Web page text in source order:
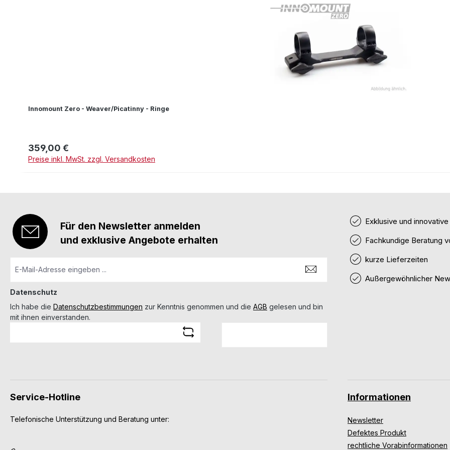
Innomount Zero - Weaver/Picatinny - Ringe
Regulärer Preis:
359,00 €
Preise inkl. MwSt. zzgl. Versandkosten
Für den Newsletter anmelden
und exklusive Angebote erhalten
Datenschutz
Ich habe die Datenschutzbestimmungen zur Kenntnis genommen und die AGB gelesen und bin
mit ihnen einverstanden.
Exklusive und
Fachkundige Beratung
kurze Lieferzeiten
Außergewöhnlicher
Service-Hotline
Telefonische Unterstützung und Beratung unter:
Informationen
Newsletter
Defektes Produkt
rechtliche Vorabinformationen